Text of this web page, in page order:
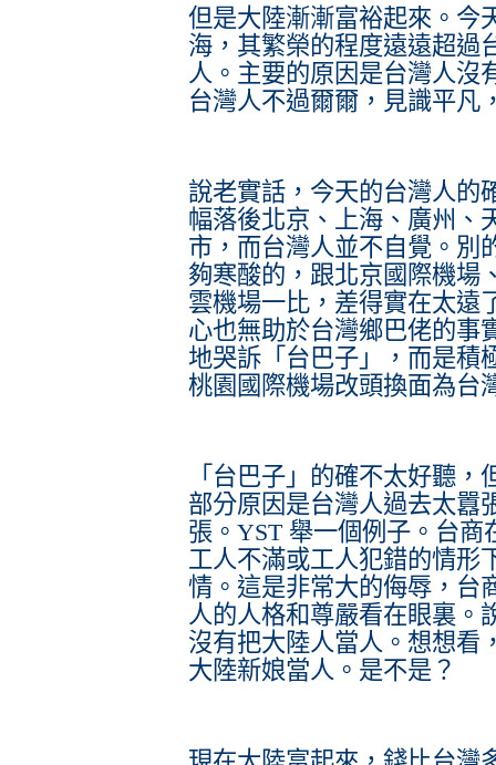
但是大陸漸漸富裕起來。今
海，其繁榮的程度遠遠超過
人。主要的原因是台灣人沒
台灣人不過爾爾 ，見識平凡
說老實話，今天的台灣人的
幅落後北京、上海、廣州、
市，而台灣人並不自覺。別
夠寒酸的，跟北京國際機場
雲機場一比，差得實在太遠
心也無助於台灣鄉巴佬的事
地哭訴「台巴子」，而是積
桃園國際機場改頭換面為台
「台巴子」的確不太好聽
部分原因是台灣人過去太囂
張。YST 舉一個例子。台
工人不滿或工人犯錯的情形
情。這是非常大的侮辱，台
人的人格和尊嚴看在眼裏。
沒有把大陸人當人。想想看
大陸新娘當人。是不是？